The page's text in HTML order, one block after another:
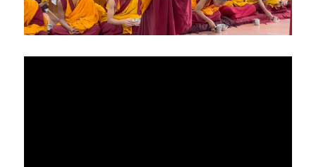
美洲